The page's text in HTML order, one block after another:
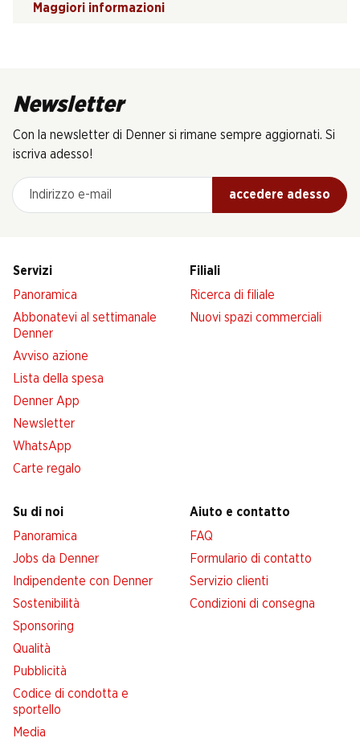
Maggiori informazioni
Newsletter
Con la newsletter di Denner si rimane sempre aggiornati. Si
iscriva adesso!
Indirizzo e-mail
accedere adesso
Servizi
Panoramica
Abbonatevi al settimanale
Denner
Avviso azione
Lista della spesa
Denner App
Newsletter
WhatsApp
Carte regalo
Filiali
Ricerca di filiale
Nuovi spazi commerciali
Su di noi
Panoramica
Jobs da Denner
Indipendente con Denner
Sostenibilità
Sponsoring
Qualità
Pubblicità
Codice di condotta e
sportello
Media
Aiuto e contatto
FAQ
Formulario di contatto
Servizio clienti
Condizioni di consegna